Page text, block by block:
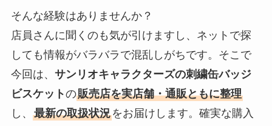
そんな経験はありませんか？
店員さんに聞くのも気が引けますし、ネットで探
しても情報がバラバラで混乱しがちです。そこで
今回は、 サンリオキャラクターズの刺繍缶バッジ
ビスケットの販売店を実店舗・通販ともに整理
し、 最新の取扱状況をお届けします。確実な購入